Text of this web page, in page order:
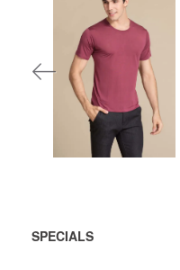
448,00 DKK pereenheid
VOEG TOE
AAN
WINKELWAGEN
SPECIALS